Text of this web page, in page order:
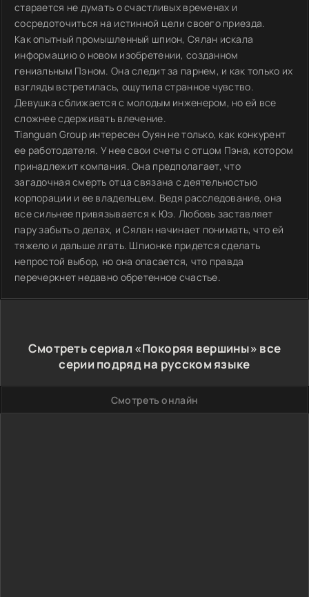
старается не думать о счастливых временах и
сосредоточиться на истинной цели своего приезда.
Как опытный промышленный шпион, Сялан искала
информацию о новом изобретении, созданном
гениальным Пэном. Она следит за парнем, и как только их
взгляды встретилась, ощутила странное чувство.
Девушка сближается с молодым инженером, но ей все
сложнее сдерживать влечение.
Tianguan Group интересен Оуян не только, как конкурент
ее работодателя. У нее свои счеты с отцом Пэна, котором
принадлежит компания. Она предполагает, что
загадочная смерть отца связана с деятельностью
корпорации и ее владельцем. Ведя расследование, она
все сильнее привязывается к Юэ. Любовь заставляет
пару забыть о делах, и Сялан начинает понимать, что ей
тяжело и дальше лгать. Шпионке придется сделать
непростой выбор, но она опасается, что правда
перечеркнет недавно обретенное счастье.
Смотреть сериал «Покоряя вершины» все
серии подряд на русском языке
Смотреть онлайн